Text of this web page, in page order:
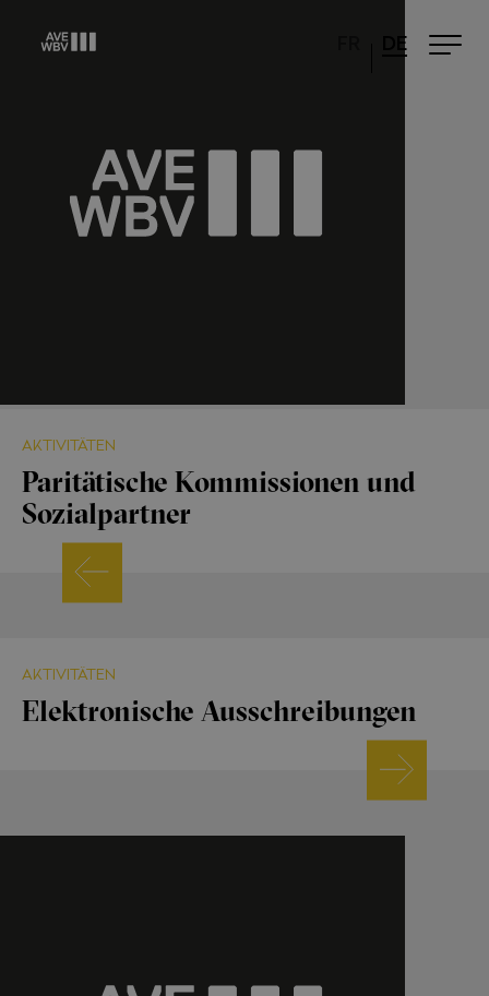
DE
AKTIVITÄTEN
Paritätische Kommissionen und
Sozialpartner
AKTIVITÄTEN
Elektronische Ausschreibungen